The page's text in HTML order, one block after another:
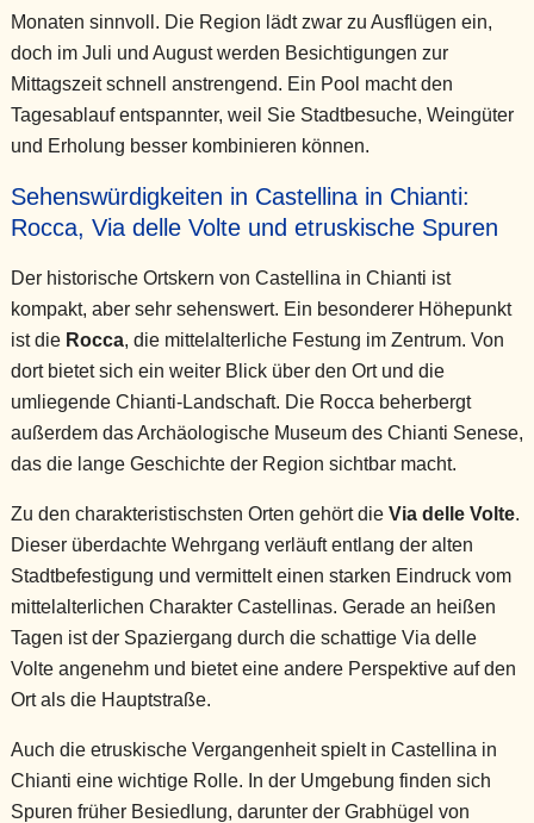
Monaten sinnvoll. Die Region lädt zwar zu Ausflügen ein,
doch im Juli und August werden Besichtigungen zur
Mittagszeit schnell anstrengend. Ein Pool macht den
Tagesablauf entspannter, weil Sie Stadtbesuche, Weingüter
und Erholung besser kombinieren können.
Sehenswürdigkeiten in Castellina in Chianti:
Rocca, Via delle Volte und etruskische Spuren
Der historische Ortskern von Castellina in Chianti ist
kompakt, aber sehr sehenswert. Ein besonderer Höhepunkt
ist die Rocca, die mittelalterliche Festung im Zentrum. Von
dort bietet sich ein weiter Blick über den Ort und die
umliegende Chianti-Landschaft. Die Rocca beherbergt
außerdem das Archäologische Museum des Chianti Senese,
das die lange Geschichte der Region sichtbar macht.
Zu den charakteristischsten Orten gehört die Via delle Volte.
Dieser überdachte Wehrgang verläuft entlang der alten
Stadtbefestigung und vermittelt einen starken Eindruck vom
mittelalterlichen Charakter Castellinas. Gerade an heißen
Tagen ist der Spaziergang durch die schattige Via delle
Volte angenehm und bietet eine andere Perspektive auf den
Ort als die Hauptstraße.
Auch die etruskische Vergangenheit spielt in Castellina in
Chianti eine wichtige Rolle. In der Umgebung finden sich
Spuren früher Besiedlung, darunter der Grabhügel von